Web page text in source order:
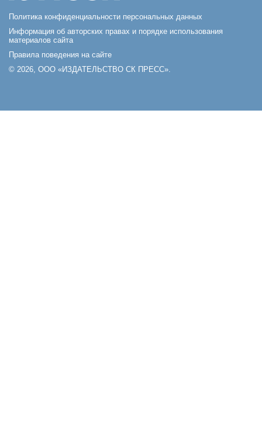
Политика конфиденциальности персональных данных
Информация об авторских правах и порядке использования
материалов сайта
Правила поведения на сайте
© 2026, ООО «ИЗДАТЕЛЬСТВО СК ПРЕСС».